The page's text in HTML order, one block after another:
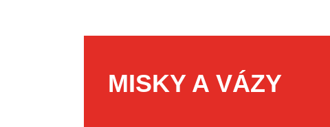
MISKY A VÁZY